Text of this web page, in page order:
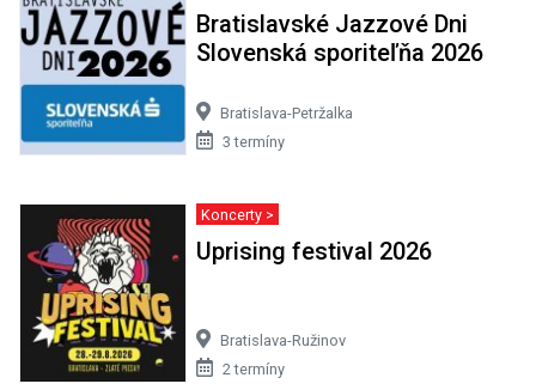
Bratislavské Jazzové Dni
Slovenská sporiteľňa 2026
Bratislava-Petržalka
3 termíny
Koncerty >
Uprising festival 2026
Bratislava-Ružinov
2 termíny